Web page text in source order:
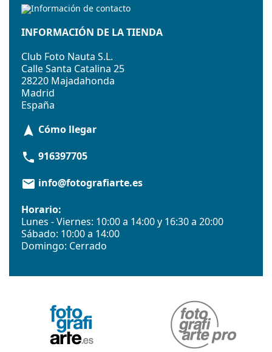
INFORMACIÓN DE LA TIENDA
Club Foto Nauta S.L.
Calle Santa Catalina 25
28220 Majadahonda
Madrid
España
navigation Cómo llegar
phone 916397705
email info@fotografiarte.es
Horario:
Lunes - Viernes: 10:00 a 14:00 y 16:30 a 20:00
Sábado: 10:00 a 14:00
Domingo: Cerrado